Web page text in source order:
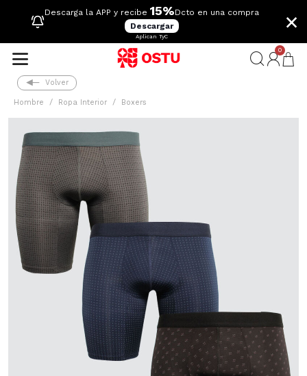
Descarga la APP y recibe 15%Dcto en una compra
Descargar
Aplican TyC
×
0
Volver
Hombre Ropa Interior Boxers